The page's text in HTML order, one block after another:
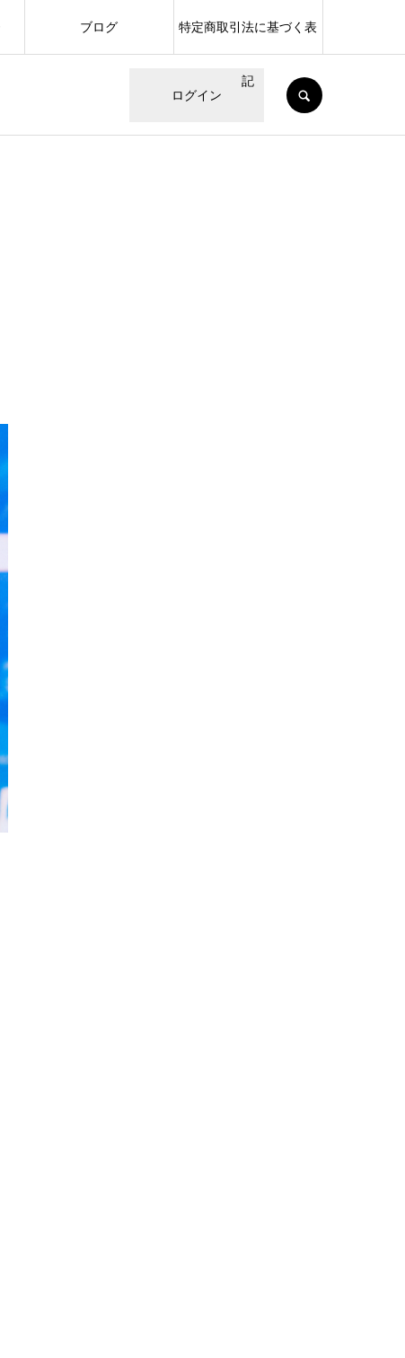
ログイン
ブログ 特定商取引法に基づく表
記